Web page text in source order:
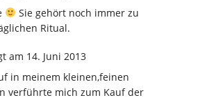
Sie gehört noch immer zu
Ritual.
am 14. Juni 2013
in meinem kleinen,feinen
verführte mich zum Kauf der